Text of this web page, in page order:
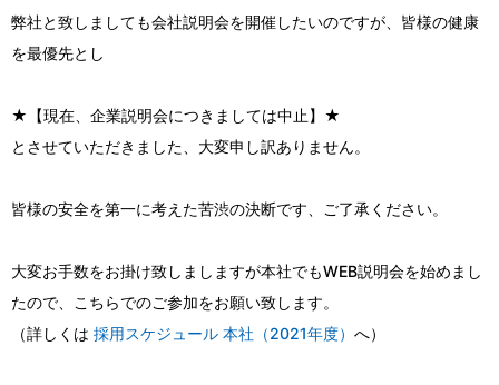
弊社と致しましても会社説明会を開催したいのですが、皆様の健康
を最優先とし
★【現在、企業説明会につきましては中止】★
とさせていただきました、大変申し訳ありません。
皆様の安全を第一に考えた苦渋の決断です、ご了承ください。
大変お手数をお掛け致しましますが本社でもWEB説明会を始めまし
たので、こちらでのご参加をお願い致します。
（詳しくは 採用スケジュール 本社（2021年度） へ）